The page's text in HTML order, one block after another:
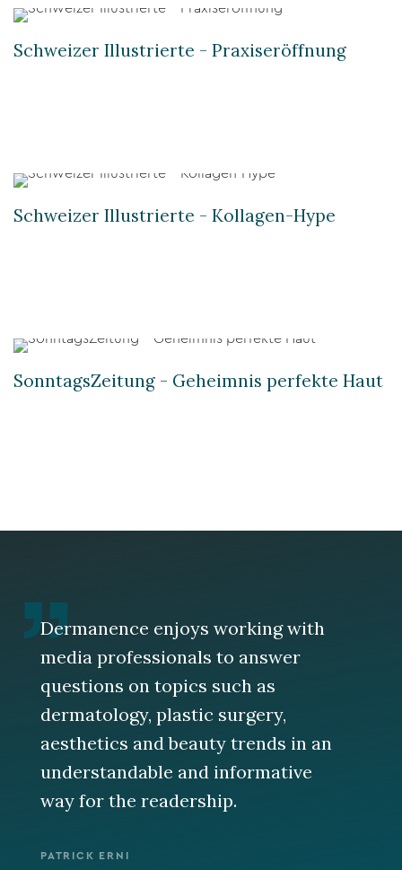
Schweizer Illustrierte - Praxiseröffnung
Schweizer Illustrierte - Kollagen-Hype
SonntagsZeitung - Geheimnis perfekte Haut
Dermanence enjoys working with
media professionals to answer
questions on topics such as
dermatology, plastic surgery,
aesthetics and beauty trends in an
understandable and informative
way for the readership.
PATRICK ERNI